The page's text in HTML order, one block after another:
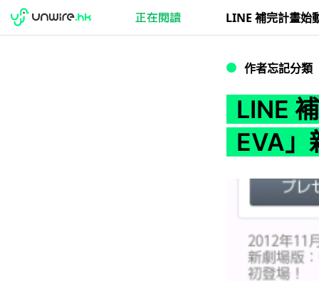
LINE 補完計畫始
作者忘記分類
LINE
EVA」